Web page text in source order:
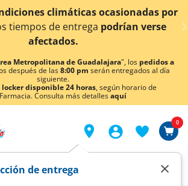
inner">climáticas ocasionadas por
de entregapodrían verse
afectados.
Metropolitana de Guadalajara", los pedidos a
después de las8:00 pm serán entregados al día
siguiente.
locker disponible 24 horas, según horario de
Consulta más detallesaquí
de entrega ×
0